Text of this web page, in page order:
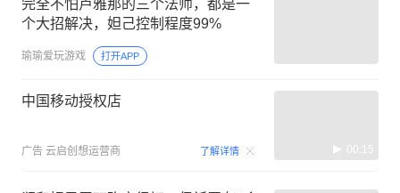
完全不怕卢雅那的三个法师，都是一
个大招解决，妲己控制程度99%
瑜瑜爱玩游戏 打开APP
中国移动授权店
广告 云启创想运营商 了解详情 00:15